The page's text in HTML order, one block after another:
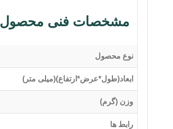
مشخصات فنی محصول
نوع محصول
ابعاد(طول*عرض*ارتفاع)(میلی متر)
وزن (گرم)
رابط ها